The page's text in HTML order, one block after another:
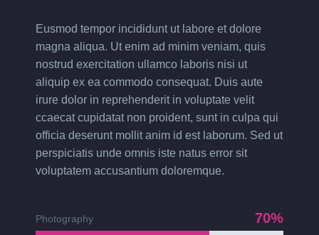
Eusmod tempor incididunt ut labore et dolore
magna aliqua. Ut enim ad minim veniam, quis
nostrud exercitation ullamco laboris nisi ut
aliquip ex ea commodo consequat. Duis aute
irure dolor in reprehenderit in voluptate velit
ccaecat cupidatat non proident, sunt in culpa qui
officia deserunt mollit anim id est laborum. Sed ut
perspiciatis unde omnis iste natus error sit
voluptatem accusantium doloremque.
Photography 70%